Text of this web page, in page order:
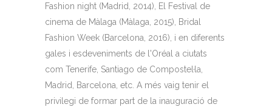
Fashion night (Madrid, 2014), El Festival de
cinema de Màlaga (Màlaga, 2015), Bridal
Fashion Week (Barcelona, ​​2016), i en diferents
gales i esdeveniments de l'Oréal a ciutats
com Tenerife, Santiago de Compostel·la,
Madrid, Barcelona, ​​etc. A més vaig tenir el
privilegi de formar part de la inauguració de